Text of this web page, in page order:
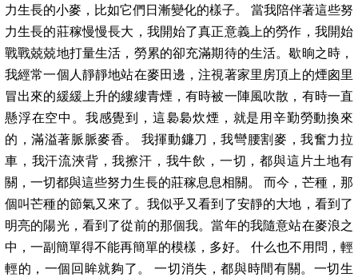
力生長的小麥，比如它們日漸變化的樣子。 當我陪伴著這些努
力生長的莊稼慢慢長大，我開始了真正意義上的勞作，我開始
戰戰兢兢地打量生活，勞累的卻充滿期待的生活。歇晌之時，
我經常一個人靜靜地站在麥田邊，注視著家里房頂上的煙囪里
冒出來的緩緩上升的縷縷青煙，有時被一陣風吹散，有時一直
懸浮在空中。我感覺到，這裊裊炊煙，就是用辛勤勞動換來
的，滿溢著脈脈麥香。 我揮動鐮刀，我彎腰割麥，我奮力拉
車，我汗流浹背，我擦汗，我牛飲，一切，都與這片土地有
關，一切都與這些努力生長的莊稼息息相關。 而今，芒種，那
個叫芒種的節氣又來了。我似乎又看到了安靜的大地，看到了
明亮的陽光，看到了從前的那個我。當年的我隨意站在麥浪之
中，一副簡單得不能再簡單的模樣，多好。 什么也不用問，輕
輕的，一個回眸就夠了。 一切消失，都與時間有關。一切生